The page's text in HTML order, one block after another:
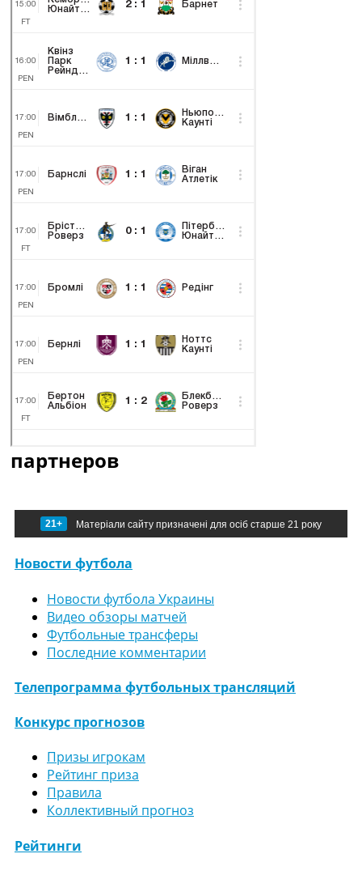
партнеров
21+ Матеріали сайту призначені для осіб старше 21 року
Новости футбола
Новости футбола Украины
Видео обзоры матчей
Футбольные трансферы
Последние комментарии
Телепрограмма футбольных трансляций
Конкурс прогнозов
Призы игрокам
Рейтинг приза
Правила
Коллективный прогноз
Рейтинги